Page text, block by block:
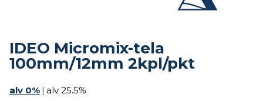
IDEO Micromix-tela
100mm/12mm 2kpl/pkt
alv 0% | alv 25.5%